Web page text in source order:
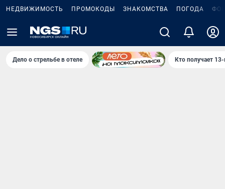
НЕДВИЖИМОСТЬ ПРОМОКОДЫ ЗНАКОМСТВА ПОГОДА
Дело о стрельбе в отеле Кто получает